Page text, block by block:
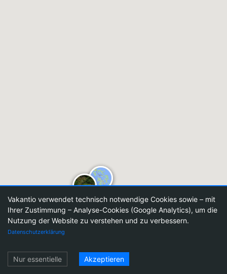
Vakantio verwendet technisch notwendige Cookies sowie – mit
Ihrer Zustimmung – Analyse-Cookies (Google Analytics), um die
Nutzung der Website zu verstehen und zu verbessern.
Datenschutzerklärung
Nur essentielle Akzeptieren